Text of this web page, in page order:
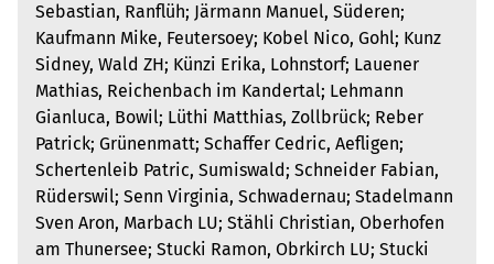
Sebastian, Ranflüh; Järmann Manuel, Süderen;
Kaufmann Mike, Feutersoey; Kobel Nico, Gohl; Kunz
Sidney, Wald ZH; Künzi Erika, Lohns­torf; Lauener
Mathias, Rei­­chenbach im Kandertal; Lehmann
Gianluca, Bowil; Lüthi Matthias, Zollbrück; Reber
Patrick; Grünenmatt; Schaffer Cedric, Aefligen;
Schertenleib Patric, Sumiswald; Schneider Fabian,
Rüderswil; Senn Virginia, Schwadernau; Stadelmann
Sven Aron, Marbach LU; Stähli Christian, Oberhofen
am Thunersee; Stucki Ramon, Obrkirch LU; Stucki